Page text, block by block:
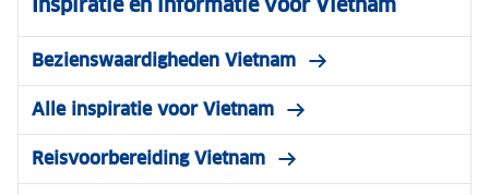
Inspiratie en informatie voor Vietnam
Bezienswaardigheden Vietnam
Alle inspiratie voor Vietnam
Reisvoorbereiding Vietnam